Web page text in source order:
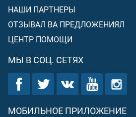
НАШИ ПАРТНЕРЫ
ОТЗЫВАЛ ВА ПРЕДЛОЖЕНИЯЛ
ЦЕНТР ПОМОЩИ
МЫ В СОЦ. СЕТЯХ
МОБИЛЬНОЕ ПРИЛОЖЕНИЕ